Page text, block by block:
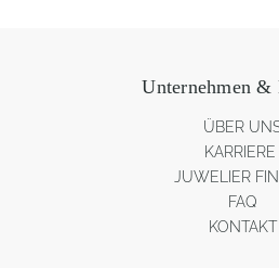
Unternehmen &
ÜBER
KARRIERE
JUWELIER
FAQ
KONTAKT